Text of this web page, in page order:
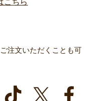
注文いただくことも可